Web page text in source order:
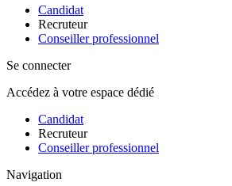
Candidat
Recruteur
Conseiller professionnel
Se connecter
Accédez à votre espace dédié
Candidat
Recruteur
Conseiller professionnel
Navigation